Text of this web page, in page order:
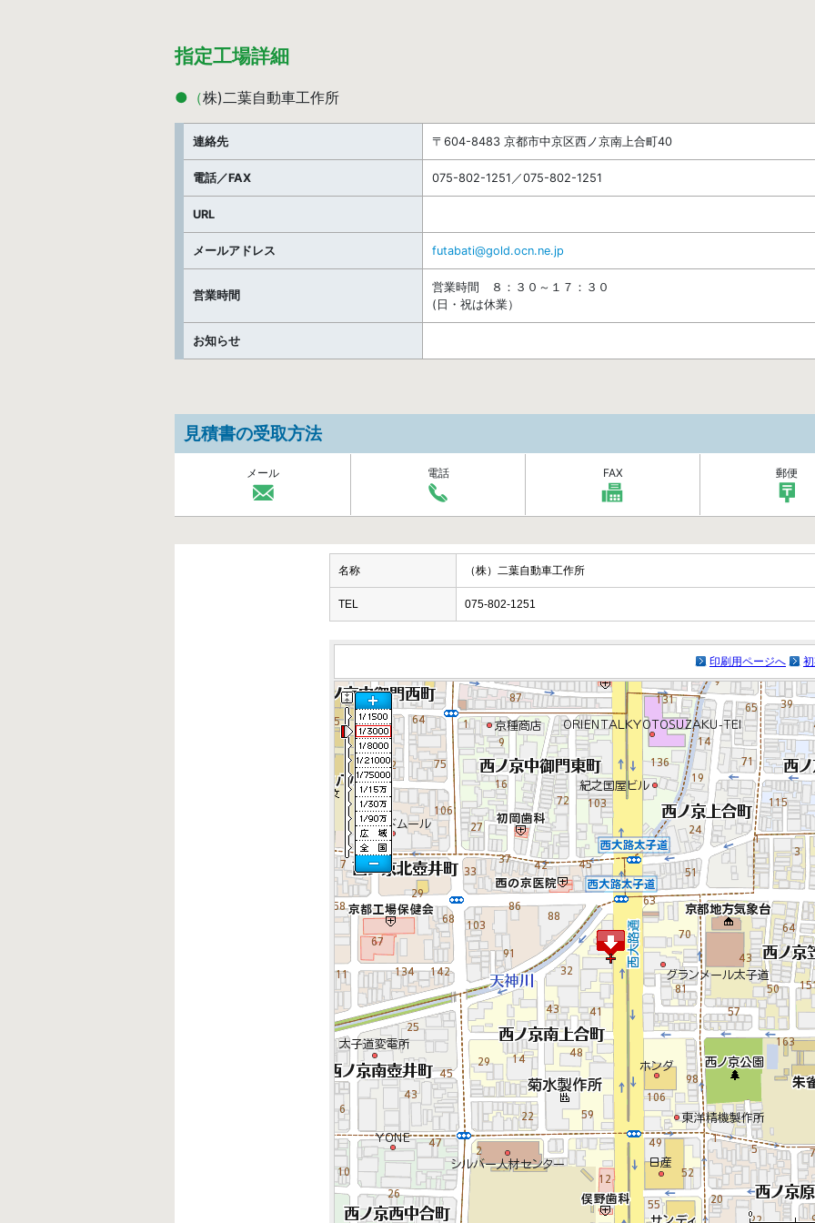
指定工場詳細
●（株)二葉自動車工作所
連絡先 〒604-8483 京都市中京区西ノ京南上合町40
電話／FAX 075-802-1251／075-802-1251
URL
メールアドレス futabati@gold.ocn.ne.jp
営業時間
営業時間 ８：３０～１７：３０
(日・祝は休業）
お知らせ
見積書の受取方法
メール 電話 FAX 郵便